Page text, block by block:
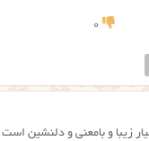
0
زیبا و بامعنی و دلنشین است